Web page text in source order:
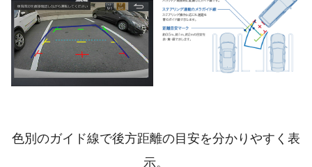
色別のガイド線で後方距離の目安を分かりやすく表
示。